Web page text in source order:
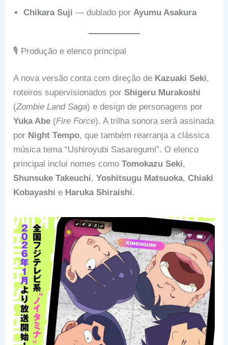
Chikara Suji — dublado porAyumu Asakura
🎙️ Produção e elenco principal
A nova versão conta com direção de Kazuaki Seki,
roteiros supervisionados porShigeru Murakoshi
(Zombie Land Saga) e design de personagens por
Yuka Abe (Fire Force). A trilha sonora será assinada
por Night Tempo, que também rearranja a clássica
música tema “Ushiroyubi Sasaregumi”. O elenco
principal inclui nomes comoTomokazu Seki,
Shunsuke Takeuchi,Yoshitsugu Matsuoka,Chiaki
Kobayashi e Haruka Shiraishi.